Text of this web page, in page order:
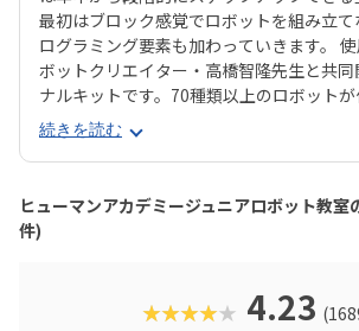
最初はブロック感覚でロボットを組み立
ログラミング要素も加わっていきます。
ボットクリエイター・高橋智隆先生と共
ナルキットです。70種類以上のロボット
で、飽きずに続けやすい点も特徴です。 月
は、ロボットを完成させる「基本製作」と
に挑戦する「応用実践」を繰り返す設計
回、新しい達成感と成長を実感できる仕
す。 自ら考え、試行錯誤しながらロボッ
創造力や論理的思考力を育むだけでなく、
続きを読む
ヒューマンアカデミージュニアロボット教
件)
★★★★★ 4.23